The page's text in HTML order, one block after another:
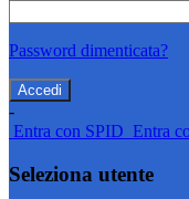
Password dimenticata?
-
Entra con SPID Entra
Seleziona utente